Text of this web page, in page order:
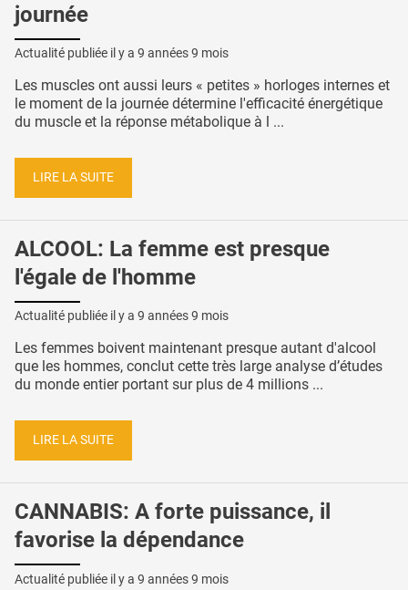
journée
Actualité publiée il y a 9 années 9 mois
Les muscles ont aussi leurs « petites » horloges internes et
le moment de la journée détermine l'efficacité énergétique
du muscle et la réponse métabolique à l ...
LIRE LA SUITE
ALCOOL: La femme est presque
l'égale de l'homme
Actualité publiée il y a 9 années 9 mois
Les femmes boivent maintenant presque autant d'alcool
que les hommes, conclut cette très large analyse d’études
du monde entier portant sur plus de 4 millions ...
LIRE LA SUITE
CANNABIS: A forte puissance, il
favorise la dépendance
Actualité publiée il y a 9 années 9 mois